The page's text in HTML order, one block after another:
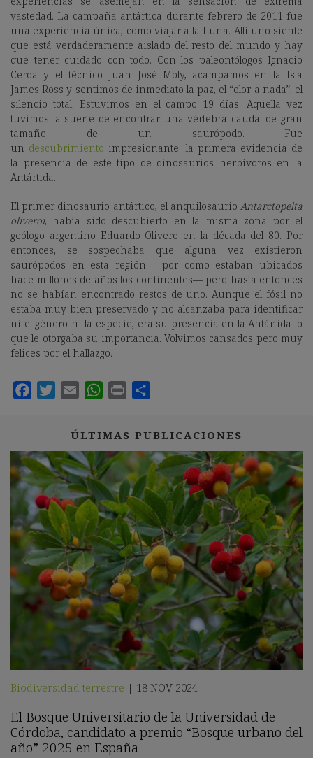
vastedad. La campaña antártica durante febrero de 2011 fue
una experiencia única, como viajar a la Luna. Allí uno siente
que está verdaderamente aislado del resto del mundo y hay
que tener cuidado con todo. Con los paleontólogos Ignacio
Cerda y el técnico Juan José Moly, acampamos en la Isla
James Ross y sentimos de inmediato la paz, el “olor a nada”, el
silencio total. Estuvimos en el campo 19 días. Aquella vez
tuvimos la suerte de encontrar una vértebra caudal de gran
tamaño de un saurópodo. Fue
un descubrimiento impresionante: la primera evidencia de
la presencia de este tipo de dinosaurios herbívoros en la
Antártida.
El primer dinosaurio antártico, el anquilosaurio Antarctopelta
oliveroi, había sido descubierto en la misma zona por el
geólogo argentino Eduardo Olivero en la década del 80. Por
entonces, se sospechaba que alguna vez existieron
saurópodos en esta región —por como estaban ubicados
hace millones de años los continentes— pero hasta entonces
no se habían encontrado restos de uno. Aunque el fósil no
estaba muy bien preservado y no alcanzaba para identificar
ni el género ni la especie, era su presencia en la Antártida lo
que le otorgaba su importancia. Volvimos cansados pero muy
felices por el hallazgo.
ÚLTIMAS PUBLICACIONES
Biodiversidad terrestre | 18 NOV 2024
El Bosque Universitario de la Universidad de
Córdoba, candidato a premio “Bosque urbano del
año” 2025 en España